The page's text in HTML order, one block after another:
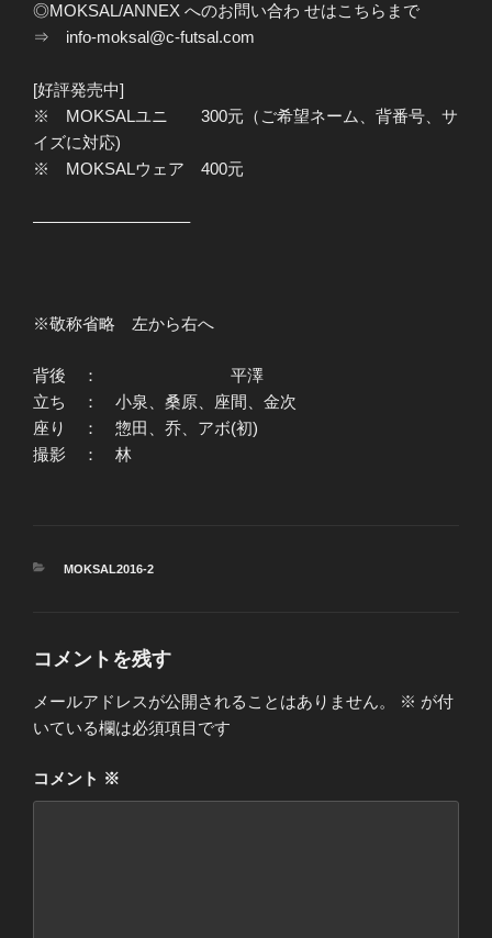
◎MOKSAL/ANNEX へのお問い合わ せはこちらまで
⇒ info-moksal@c-futsal.com
[好評発売中]
※ MOKSALユニ 300元（ご希望ネーム、背番号、サ
イズに対応)
※ MOKSALウェア 400元
—————————–
※敬称省略 左から右へ
背後 ： 平澤
立ち ： 小泉、桑原、座間、金次
座り ： 惣田、乔、アボ(初)
撮影 ： 林
カ
MOKSAL2016-2
コメントを残す
メールアドレスが公開されることはありません。 ※ が付
いている欄は必須項目です
コメント ※